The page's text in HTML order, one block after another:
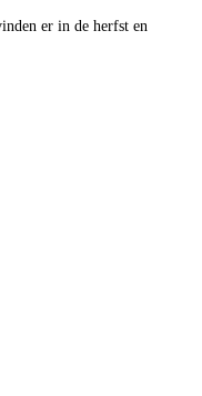
er in de herfst en